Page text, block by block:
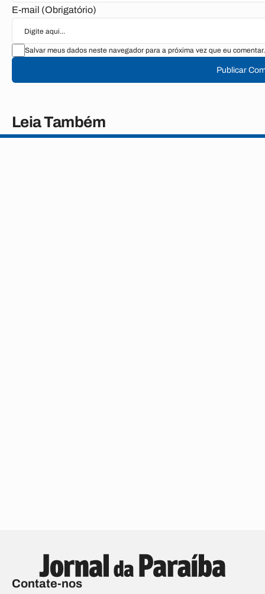
E-mail (Obrigatório)
Salvar meus dados neste navegador para a próxima vez que eu comentar.
Publicar
Leia Também
Contate-nos